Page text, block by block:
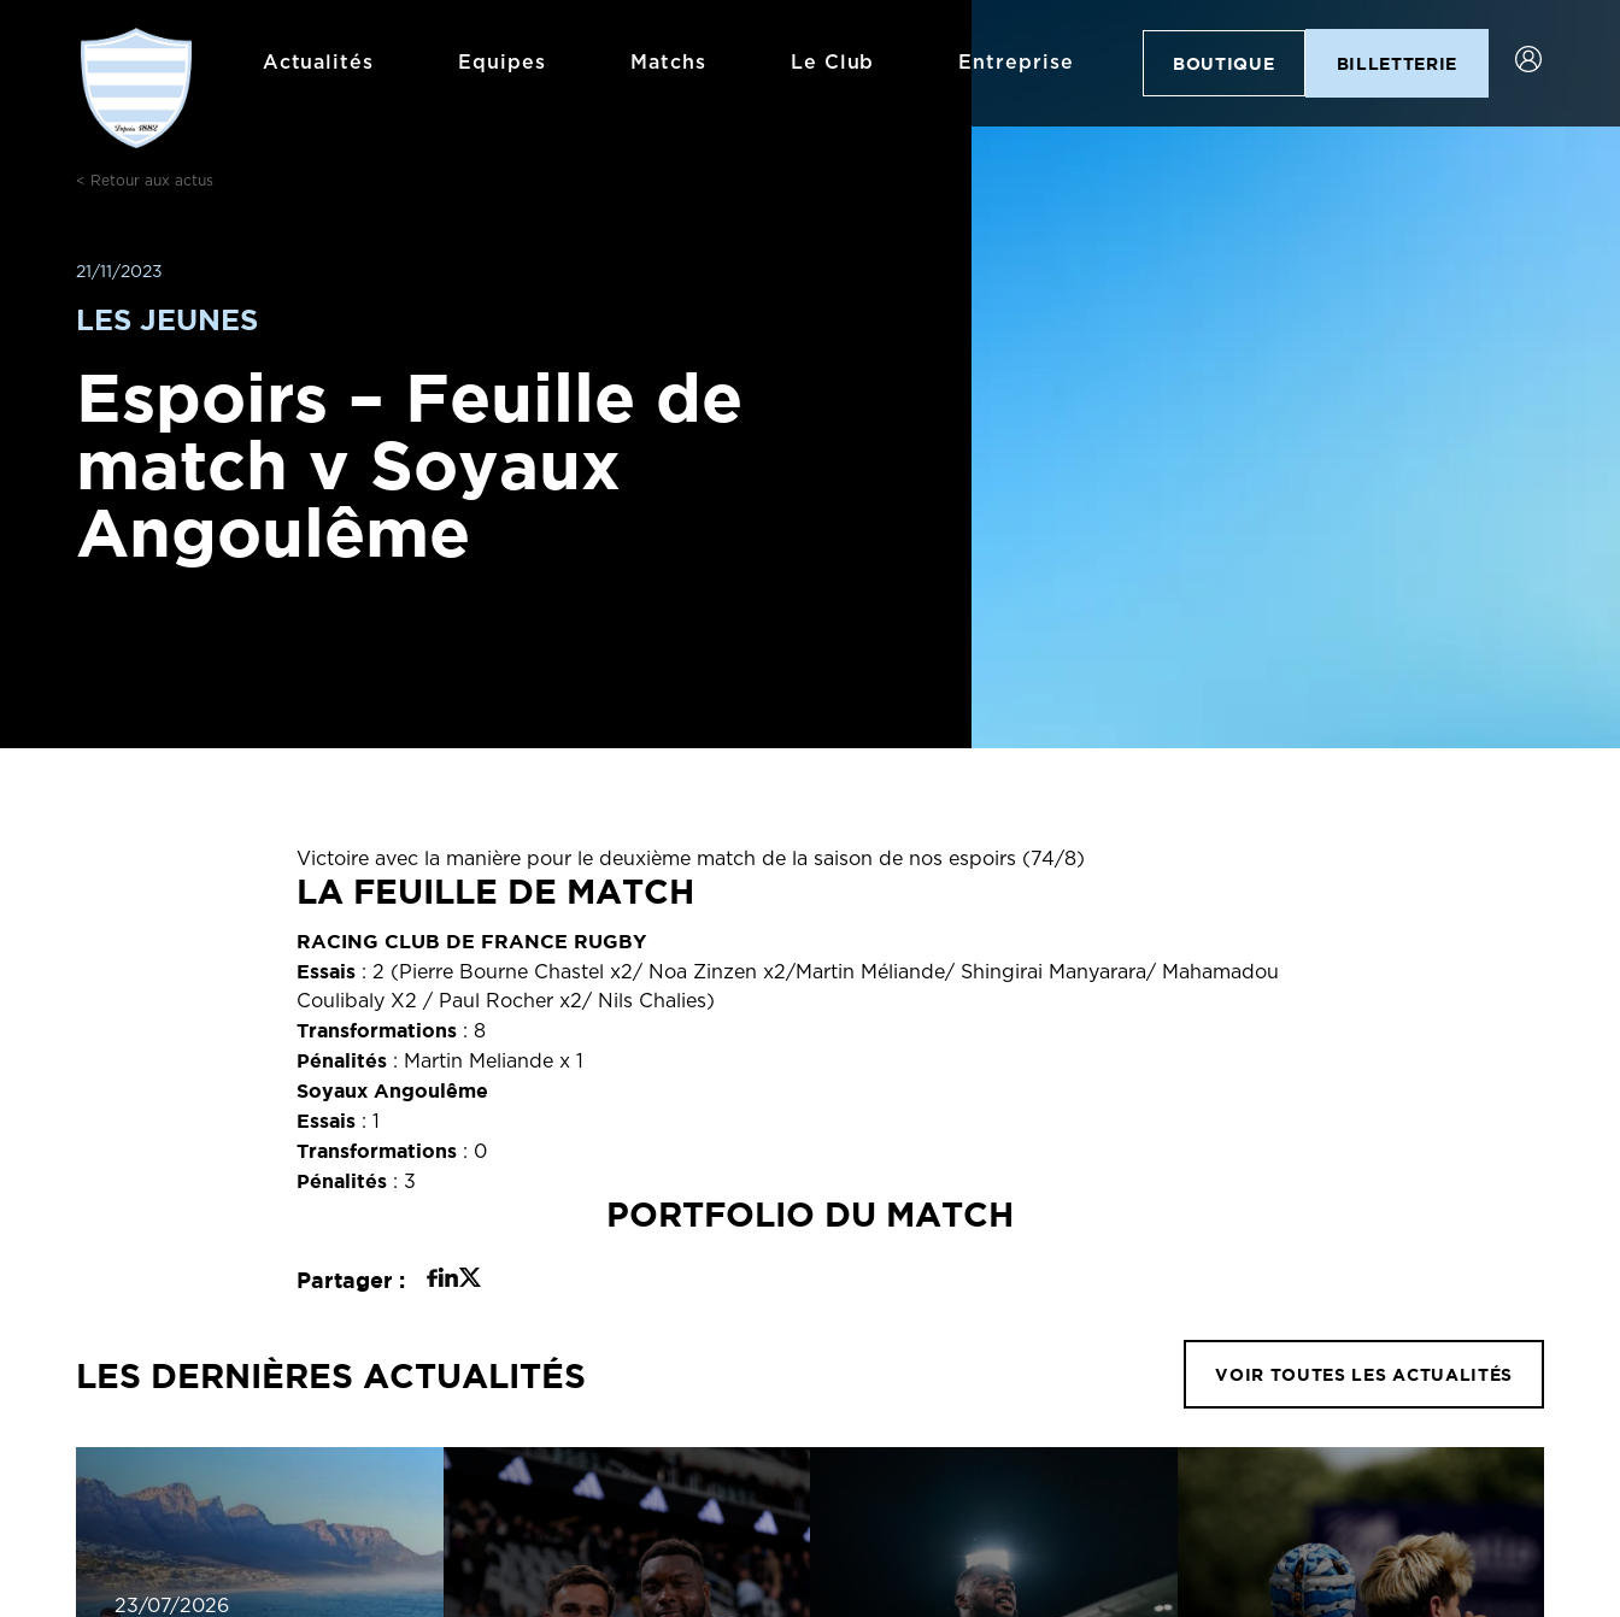
Actualités Equipes Matchs Le Club Entreprise BOUTIQUE BILLETTERIE
< Retour aux actus
21/11/2023
LES JEUNES
Espoirs – Feuille de
match v Soyaux
Angoulême
Victoire avec la manière pour le deuxième match de la saison de nos espoirs (74/8)
LA FEUILLE DE MATCH
RACING CLUB DE FRANCE RUGBY
Essais: 2 (Pierre Bourne Chastel x2/ Noa Zinzen x2/Martin Méliande/ Shingirai Manyarara/ Mahamadou
Coulibaly X2 / Paul Rocher x2/ Nils Chalies)
Transformations: 8
Pénalités : Martin Meliande x 1
Soyaux Angoulême
Essais: 1
Transformations: 0
Pénalités: 3
PORTFOLIO DU MATCH
Partager :
LES DERNIÈRES ACTUALITÉS VOIR TOUTES LES ACTUALITÉS
23/07/2026